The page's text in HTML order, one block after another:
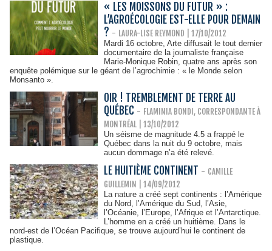
« LES MOISSONS DU FUTUR » :
L’AGROÉCOLOGIE EST-ELLE POUR DEMAIN
? - LAURA-LISE REYMOND | 17/10/2012
Mardi 16 octobre, Arte diffusait le tout dernier
documentaire de la journaliste française
Marie-Monique Robin, quatre ans après son
enquête polémique sur le géant de l’agrochimie : « le Monde selon
Monsanto ».
OIR ! TREMBLEMENT DE TERRE AU
QUÉBEC - FLAMINIA BONDI, CORRESPONDANTE À
MONTRÉAL | 13/10/2012
Un séisme de magnitude 4.5 a frappé le
Québec dans la nuit du 9 octobre, mais
aucun dommage n’a été relevé.
LE HUITIÈME CONTINENT - CAMILLE
GUILLEMIN | 14/09/2012
La nature a créé sept continents : l’Amérique
du Nord, l’Amérique du Sud, l’Asie,
l’Océanie, l’Europe, l’Afrique et l’Antarctique.
L’homme en a créé un huitième. Dans le
nord-est de l’Océan Pacifique, se trouve aujourd’hui le continent de
plastique.